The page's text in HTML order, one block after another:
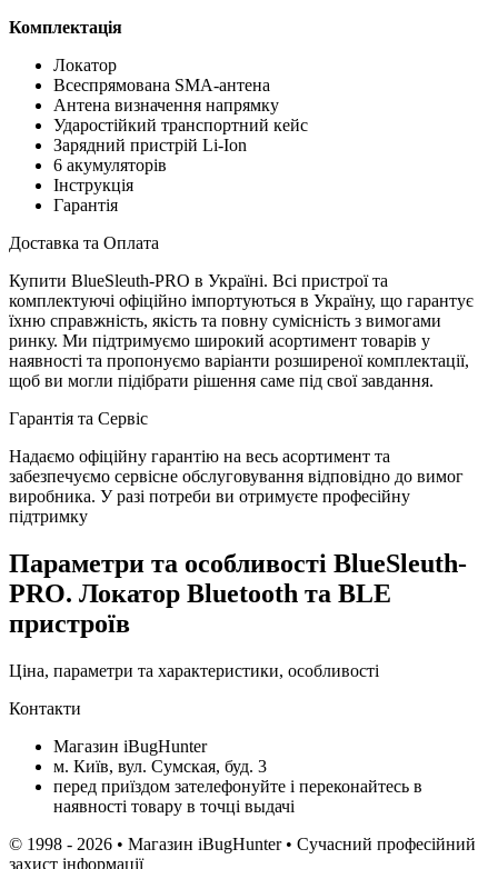
Комплектація
Локатор
Всеспрямована SMA-антена
Антена визначення напрямку
Ударостійкий транспортний кейс
Зарядний пристрій Li-Ion
6 акумуляторів
Інструкція
Гарантія
Доставка та Оплата
Купити BlueSleuth-PRO в Україні. Всі пристрої та
комплектуючі офіційно імпортуються в Україну, що гарантує
їхню справжність, якість та повну сумісність з вимогами
ринку. Ми підтримуємо широкий асортимент товарів у
наявності та пропонуємо варіанти розширеної комплектації,
щоб ви могли підібрати рішення саме під свої завдання.
Гарантія та Сервіс
Надаємо офіційну гарантію на весь асортимент та
забезпечуємо сервісне обслуговування відповідно до вимог
виробника. У разі потреби ви отримуєте професійну
підтримку
Параметри та особливості BlueSleuth-
PRO. Локатор Bluetooth та BLE
пристроїв
Ціна, параметри та характеристики, особливості
Контакти
Магазин iBugHunter
м. Київ, вул. Сумская, буд. 3
перед приїздом зателефонуйте і переконайтесь в
наявності товару в точці выдачі
© 1998 - 2026 • Магазин iBugHunter • Сучасний професійний
захист інформації